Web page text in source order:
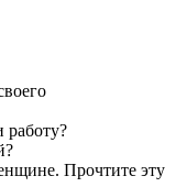
работу?
Прочтите эту